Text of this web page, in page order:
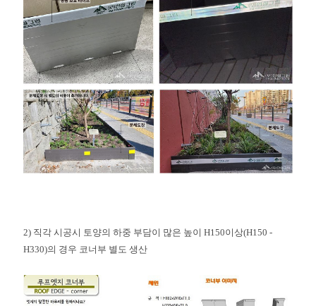
2) 직 각 시공시 토양의 하중 부담이 많은 높이 H150이상(H150 -
H330)의 경우 코너부 별도 생산